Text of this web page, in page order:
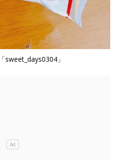
sweet_days0304」